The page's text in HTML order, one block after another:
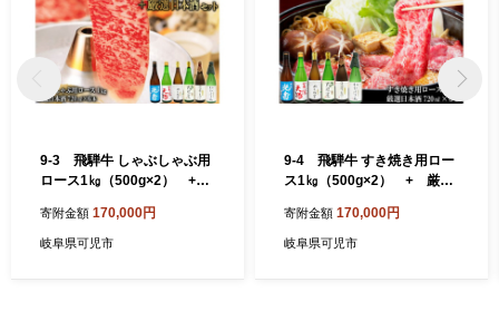
9-3 飛騨牛 しゃぶしゃぶ用
ロース1㎏（500g×2） +
県 可児市 酒 日本酒 飲料 地
酒 アルコール 手作り ギフト
寄附金額 170,000円
岐阜県可児市
9-4 飛騨牛 すき焼き用ロー
ス1㎏（500g×2） + 厳選
可児市 酒 日本酒 飲料 地酒
アルコール 手作り ギフト プ
寄附金額 170,000円
岐阜県可児市